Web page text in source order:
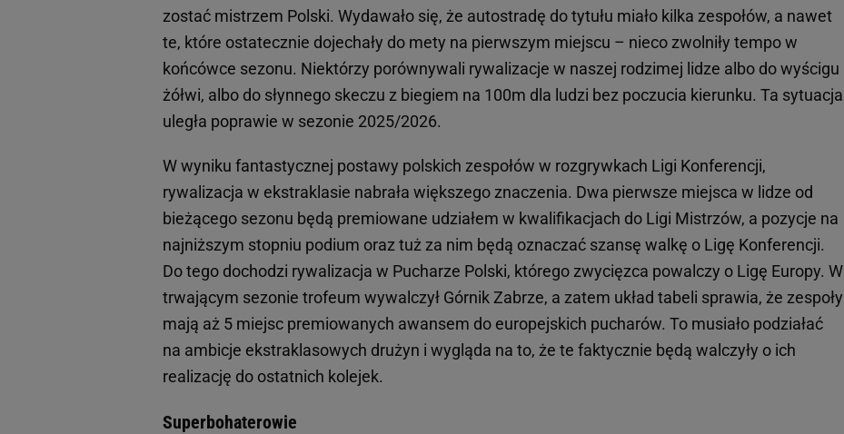
zostać mistrzem Polski. Wydawało się, że autostradę do tytułu miało kilka zespołów, a nawet
te, które ostatecznie dojechały do mety na pierwszym miejscu – nieco zwolniły tempo w
końcówce sezonu. Niektórzy porównywali rywalizacje w naszej rodzimej lidze albo do wyścigu
żółwi, albo do słynnego skeczu z biegiem na 100m dla ludzi bez poczucia kierunku. Ta sytuacja
uległa poprawie w sezonie 2025/2026.
W wyniku fantastycznej postawy polskich zespołów w rozgrywkach Ligi Konferencji,
rywalizacja w ekstraklasie nabrała większego znaczenia. Dwa pierwsze miejsca w lidze od
bieżącego sezonu będą premiowane udziałem w kwalifikacjach do Ligi Mistrzów, a pozycje na
najniższym stopniu podium oraz tuż za nim będą oznaczać szansę walkę o Ligę Konferencji.
Do tego dochodzi rywalizacja w Pucharze Polski, którego zwycięzca powalczy o Ligę Europy. W
trwającym sezonie trofeum wywalczył Górnik Zabrze, a zatem układ tabeli sprawia, że zespoły
mają aż 5 miejsc premiowanych awansem do europejskich pucharów. To musiało podziałać
na ambicje ekstraklasowych drużyn i wygląda na to, że te faktycznie będą walczyły o ich
realizację do ostatnich kolejek.
Superbohaterowie